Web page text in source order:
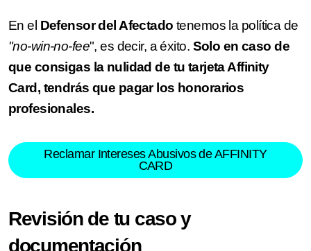
En el Defensor del Afectado tenemos la política de
"no-win-no-fee", es decir, a éxito. Solo en caso de
que consigas la nulidad de tu tarjeta Affinity
Card, tendrás que pagar los honorarios
profesionales.
Reclamar Intereses Abusivos de AFFINITY
CARD
Revisión de tu caso y
documentación